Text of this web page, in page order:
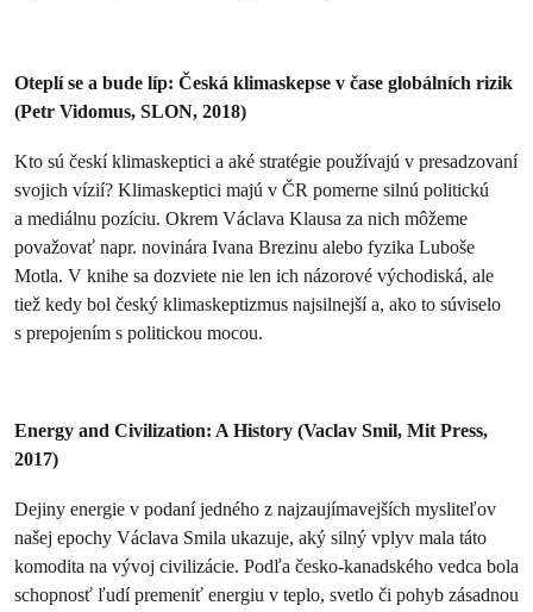
Oteplí se a bude líp: Česká klimaskepse v čase globálních rizik
(Petr Vidomus, SLON, 2018)
Kto sú českí klimaskeptici a aké stratégie používajú v presadzovaní
svojich vízií? Klimaskeptici majú v ČR pomerne silnú politickú
a mediálnu pozíciu. Okrem Václava Klausa za nich môžeme
považovať napr. novinára Ivana Brezinu alebo fyzika Luboše
Motla. V knihe sa dozviete nie len ich názorové východiská, ale
tiež kedy bol český klimaskeptizmus najsilnejší a, ako to súviselo
s prepojením s politickou mocou.
Energy and Civilization: A History (Vaclav Smil, Mit Press,
2017)
Dejiny energie v podaní jedného z najzaujímavejších mysliteľov
našej epochy Václava Smila ukazuje, aký silný vplyv mala táto
komodita na vývoj civilizácie. Podľa česko-kanadského vedca bola
schopnosť ľudí premeniť energiu v teplo, svetlo či pohyb zásadnou